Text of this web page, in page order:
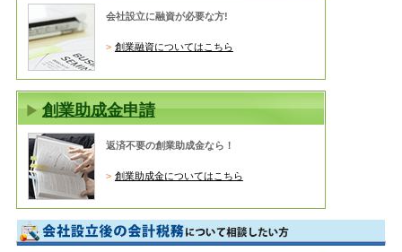
会社設立に融資が必要な方!
創業融資についてはこちら
創業助成金申請
返済不要の創業助成金なら！
創業助成金についてはこちら